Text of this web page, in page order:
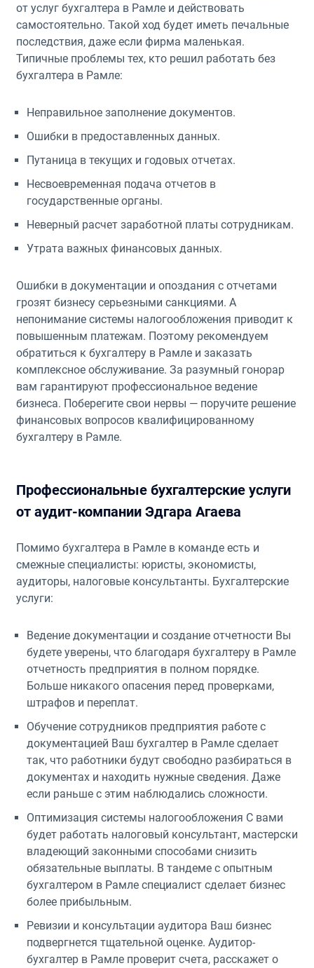
от услуг бухгалтера в Рамле и действовать
самостоятельно. Такой ход будет иметь печальные
последствия, даже если фирма маленькая.
Типичные проблемы тех, кто решил работать без
бухгалтера в Рамле:
Неправильное заполнение документов.
Ошибки в предоставленных данных.
Путаница в текущих и годовых отчетах.
Несвоевременная подача отчетов в
государственные органы.
Неверный расчет заработной платы сотрудникам.
Утрата важных финансовых данных.
Ошибки в документации и опоздания с отчетами
грозят бизнесу серьезными санкциями. А
непонимание системы налогообложения приводит к
повышенным платежам. Поэтому рекомендуем
обратиться к бухгалтеру в Рамле и заказать
комплексное обслуживание. За разумный гонорар
вам гарантируют профессиональное ведение
бизнеса. Поберегите свои нервы — поручите решение
финансовых вопросов квалифицированному
бухгалтеру в Рамле.
Профессиональные бухгалтерские услуги
от аудит-компании Эдгара Агаева
Помимо бухгалтера в Рамле в команде есть и
смежные специалисты: юристы, экономисты,
аудиторы, налоговые консультанты. Бухгалтерские
услуги:
Ведение документации и создание отчетности Вы
будете уверены, что благодаря бухгалтеру в Рамле
отчетность предприятия в полном порядке.
Больше никакого опасения перед проверками,
штрафов и переплат.
Обучение сотрудников предприятия работе с
документацией Ваш бухгалтер в Рамле сделает
так, что работники будут свободно разбираться в
документах и находить нужные сведения. Даже
если раньше с этим наблюдались сложности.
Оптимизация системы налогообложения С вами
будет работать налоговый консультант, мастерски
владеющий законными способами снизить
обязательные выплаты. В тандеме с опытным
бухгалтером в Рамле специалист сделает бизнес
более прибыльным.
Ревизии и консультации аудитора Ваш бизнес
подвергнется тщательной оценке. Аудитор-
бухгалтер в Рамле проверит счета, расскажет о